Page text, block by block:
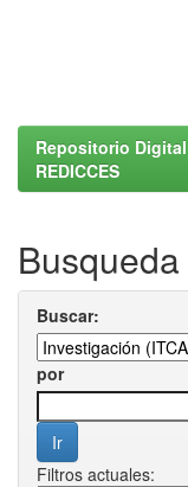
Repositorio
REDICCES
Busqueda
Buscar:
por
Filtros actuales: